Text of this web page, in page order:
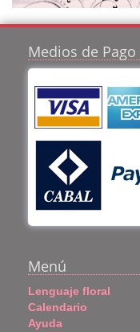
Medios de Pago
Menú
Lenguaje floral
Calendario
Ayuda